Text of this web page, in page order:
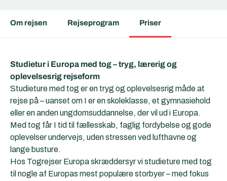
Om rejsen Rejseprogram Priser
Studietur i Europa med tog – tryg, lærerig og
oplevelsesrig rejseform
Studieture med tog er en tryg og oplevelsesrig måde at
rejse på – uanset om I er en skoleklasse, et gymnasiehold
eller en anden ungdomsuddannelse, der vil ud i Europa.
Med tog får I tid til fællesskab, faglig fordybelse og gode
oplevelser undervejs, uden stressen ved lufthavne og
lange busture.
Hos Togrejser Europa skræddersyr vi studieture med tog
til nogle af Europas mest populære storbyer – med fokus